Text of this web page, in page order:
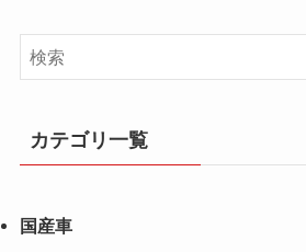
カテゴリ一覧